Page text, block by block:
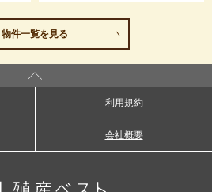
物件一覧を見る
利用規約
会社概要